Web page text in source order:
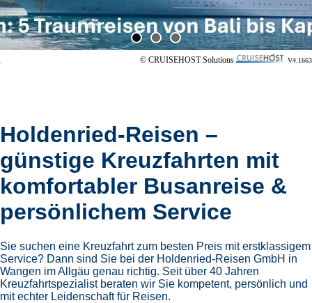
© CRUISEHOST Solutions V4.1663
Holdenried-Reisen –
günstige Kreuzfahrten mit
komfortabler Busanreise &
persönlichem Service
Sie suchen eine Kreuzfahrt zum besten Preis mit erstklassigem
Service? Dann sind Sie bei der Holdenried-Reisen GmbH in
Wangen im Allgäu genau richtig. Seit über 40 Jahren
Kreuzfahrtspezialist beraten wir Sie kompetent, persönlich und
mit echter Leidenschaft für Reisen.